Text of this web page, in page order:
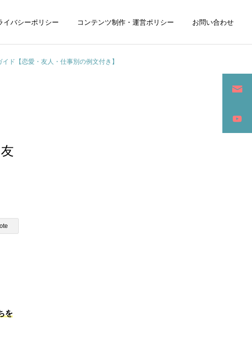
イバシーポリシー コンテンツ制作・運営ポリシー お問い合わせ
ド【恋愛・友人・仕事別の例文付き】
を